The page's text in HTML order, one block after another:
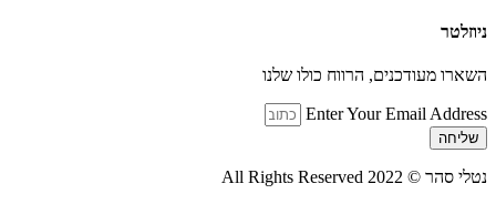
ניוזלטר
השארו מעודכנים, הרווח כולו שלנו
Enter Your Email Address
שליחה
נטלי סהר © All Rights Reserved 2022